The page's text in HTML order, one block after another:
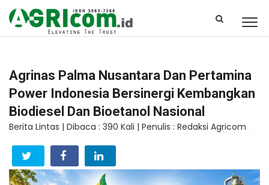
Agrinas Palma Nusantara Dan Pertamina
Power Indonesia Bersinergi Kembangkan
Biodiesel Dan Bioetanol Nasional
Berita Lintas | Dibaca : 390 Kali | Penulis : Redaksi Agricom